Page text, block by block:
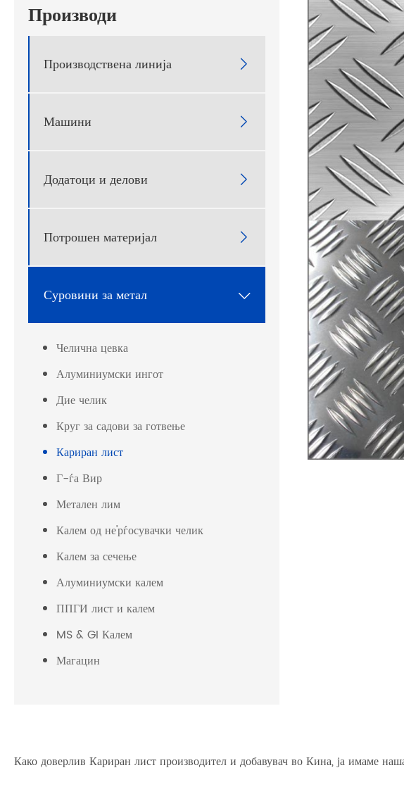
Производи
Производствена линија 
Машини 
Додатоци и делови 
Потрошен материјал 
Суровини за метал 
Челична цевка
Алуминиумски ингот
Дие челик
Круг за садови за готвење
Кариран лист
Г-ѓа Вир
Метален лим
Калем од не'рѓосувачки челик
Калем за сечење
Алуминиумски калем
ППГИ лист и калем
MS & GI Калем
Магацин
Како доверлив Кариран лист производител и добавувач во Кина, ја имаме